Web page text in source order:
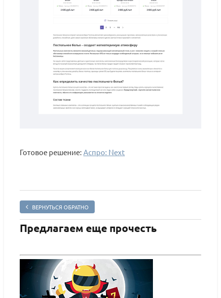
Готовое решение: Аспро: Next
ВЕРНУТЬСЯ ОБРАТНО
Предлагаем еще прочесть